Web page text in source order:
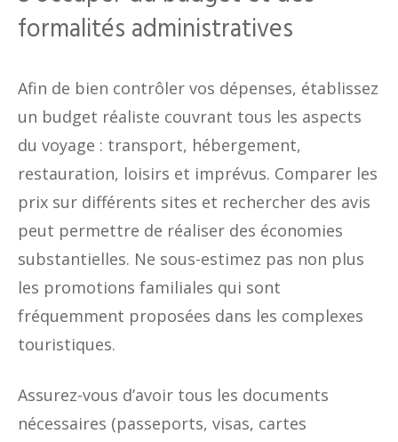
formalités administratives
Afin de bien contrôler vos dépenses, établissez
un budget réaliste couvrant tous les aspects
du voyage : transport, hébergement,
restauration, loisirs et imprévus. Comparer les
prix sur différents sites et rechercher des avis
peut permettre de réaliser des économies
substantielles. Ne sous-estimez pas non plus
les promotions familiales qui sont
fréquemment proposées dans les complexes
touristiques.
Assurez-vous d’avoir tous les documents
nécessaires (passeports, visas, cartes